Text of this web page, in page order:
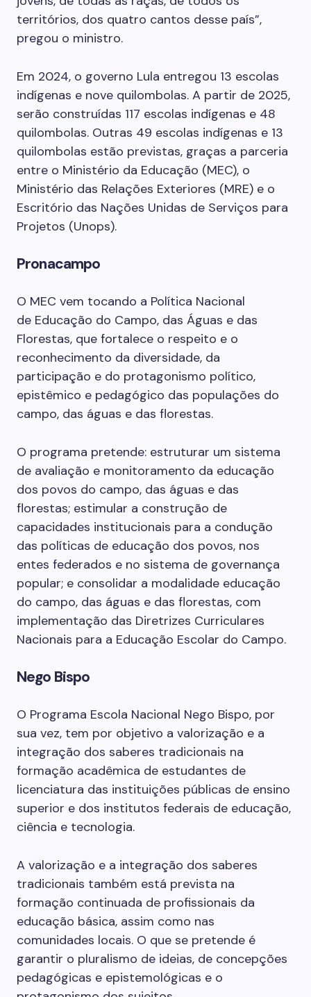
territórios, dos quatro cantos desse país”,
pregou o ministro.
Em 2024, o governo Lula entregou 13 escolas
indígenas e nove quilombolas. A partir de 2025,
serão construídas 117 escolas indígenas e 48
quilombolas. Outras 49 escolas indígenas e 13
quilombolas estão previstas, graças a parceria
entre o Ministério da Educação (MEC), o
Ministério das Relações Exteriores (MRE) e o
Escritório das Nações Unidas de Serviços para
Projetos (Unops).
Pronacampo
O MEC vem tocando a Política Nacional
de Educação do Campo, das Águas e das
Florestas, que fortalece o respeito e o
reconhecimento da diversidade, da
participação e do protagonismo político,
epistêmico e pedagógico das populações do
campo, das águas e das florestas.
O programa pretende: estruturar um sistema
de avaliação e monitoramento da educação
dos povos do campo, das águas e das
florestas; estimular a construção de
capacidades institucionais para a condução
das políticas de educação dos povos, nos
entes federados e no sistema de governança
popular; e consolidar a modalidade educação
do campo, das águas e das florestas, com
implementação das Diretrizes Curriculares
Nacionais para a Educação Escolar do Campo.
Nego Bispo
O Programa Escola Nacional Nego Bispo, por
sua vez, tem por objetivo a valorização e a
integração dos saberes tradicionais na
formação acadêmica de estudantes de
licenciatura das instituições públicas de ensino
superior e dos institutos federais de educação,
ciência e tecnologia.
A valorização e a integração dos saberes
tradicionais também está prevista na
formação continuada de profissionais da
educação básica, assim como nas
comunidades locais. O que se pretende é
garantir o pluralismo de ideias, de concepções
pedagógicas e epistemológicas e o